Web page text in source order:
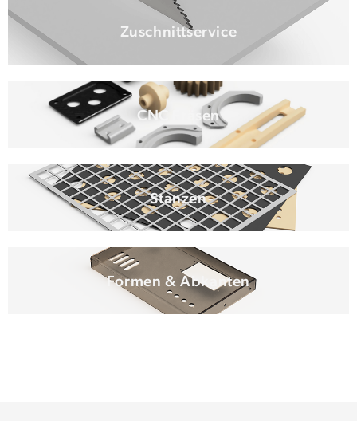
Zuschnittservice
CNC Fräsen
Stanzen
Formen & Abkanten